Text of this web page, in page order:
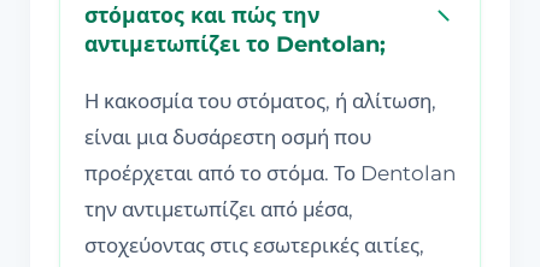
στόματος και πώς την
αντιμετωπίζει το Dentolan;
Η κακοσμία του στόματος, ή αλίτωση,
είναι μια δυσάρεστη οσμή που
προέρχεται από το στόμα. Το Dentolan
την αντιμετωπίζει από μέσα,
στοχεύοντας στις εσωτερικές αιτίες,